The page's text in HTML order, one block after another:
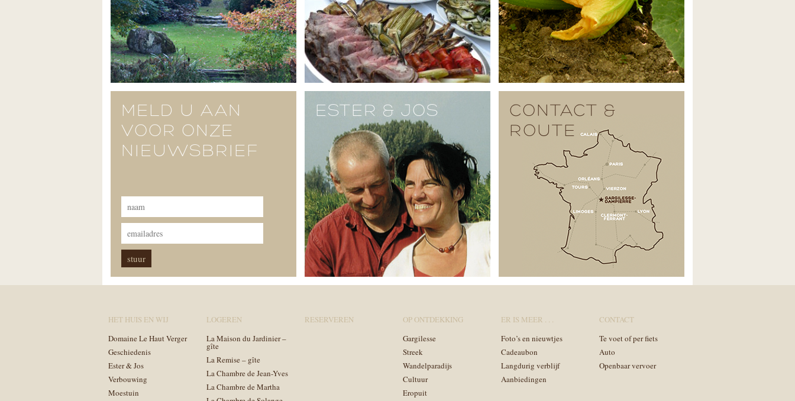
MELD U AAN
VOOR ONZE
NIEUWSBRIEF
ESTER & JOS
CONTACT &
ROUTE
HET HUIS EN WIJ
Domaine Le Haut Verger
Geschiedenis
Ester & Jos
Verbouwing
Moestuin
LOGEREN
La Maison du Jardinier –
gîte
La Remise – gîte
La Chambre de Jean-Yves
La Chambre de Martha
RESERVEREN
OP ONTDEKKING
Gargilesse
Streek
Wandelparadijs
Cultuur
Eropuit
ER IS MEER . . .
Foto’s en nieuwtjes
Cadeaubon
Langdurig verblijf
Aanbiedingen
CONTACT
Te voet of per fiets
Auto
Openbaar vervoer